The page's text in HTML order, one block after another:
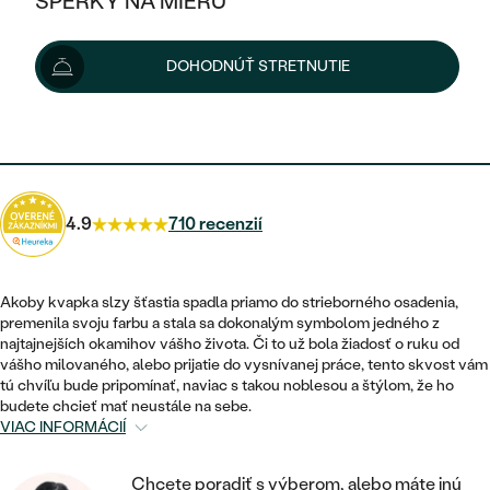
KOMBINOVANÉ ZLATO
PODĽA ŠTÝLU
ETERNITY
VINTAGE
NETRADIČNÉ
POSTRANNÉ DRAHOKAMY
HALO
VINTAGE
SET ZÁSNUBNÉHO PRSTEŇA A
NETRADIČNÉ
ZOSTAVTE SI PRSTEŇ
VÝPREDAJ
ŠPERKY ČO POMÁHAJÚ
PODĽA TYPU
NÁUŠNICE
PRSTENE
PRÍVESKY
NÁRAMKY
SETY
PÁNSKE ŠPERKY
PLATINOVÉ
NAPICHOVACIE
KRUHOVÉ
MINIMALISTICKÉ
VISIACE
SOLITÉR
ZLATÉ
STRIEBORNÉ
PODĽA ŠTÝLU
SOLITÉR
NARODENIE DIEŤAŤA
PERSONALIZOVANÉ
SO ZNAMENÍM ZVEROKRUHU
MINIMALISTICKÉ
VÝPREDAJ
ZLATÉ
STRIEBORNÉ
PODĽA ŠTÝLU
ETERNITY
MINIMALISTICKÉ
DOHODNÚŤ STRETNUTIE
132 €
Možnosti doručenia
4.9 710 recenzií
Akoby kvapka slzy šťastia spadla priamo do strieborného osadenia,
premenila svoju farbu a stala sa dokonalým symbolom jedného z
najtajnejších okamihov vášho života. Či to už bola žiadosť o ruku od
vášho milovaného, alebo prijatie do vysnívanej práce, tento skvost vám
tú chvíľu bude pripomínať, naviac s takou noblesou a štýlom, že ho
budete chcieť mať neustále na sebe.
VIAC INFORMÁCIÍ
Chcete poradiť s výberom, alebo máte inú